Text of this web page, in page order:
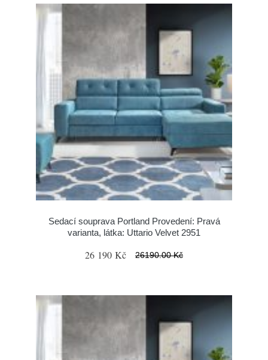
Sedací souprava Portland Provedení: Pravá
varianta, látka: Uttario Velvet 2951
26 190 Kč 26190.00 Kč